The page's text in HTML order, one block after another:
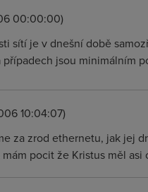
00:00:00)
sítí je v dnešní době
jsou minimálním
10:04:07)
za zrod ethernetu, jak jej
mám pocit že Kristus měl asi